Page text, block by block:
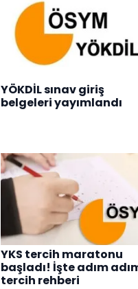
YÖKDİL sınav giriş
belgeleri yayımlandı
YKS tercih maratonu
başladı! İşte adım
tercih rehberi